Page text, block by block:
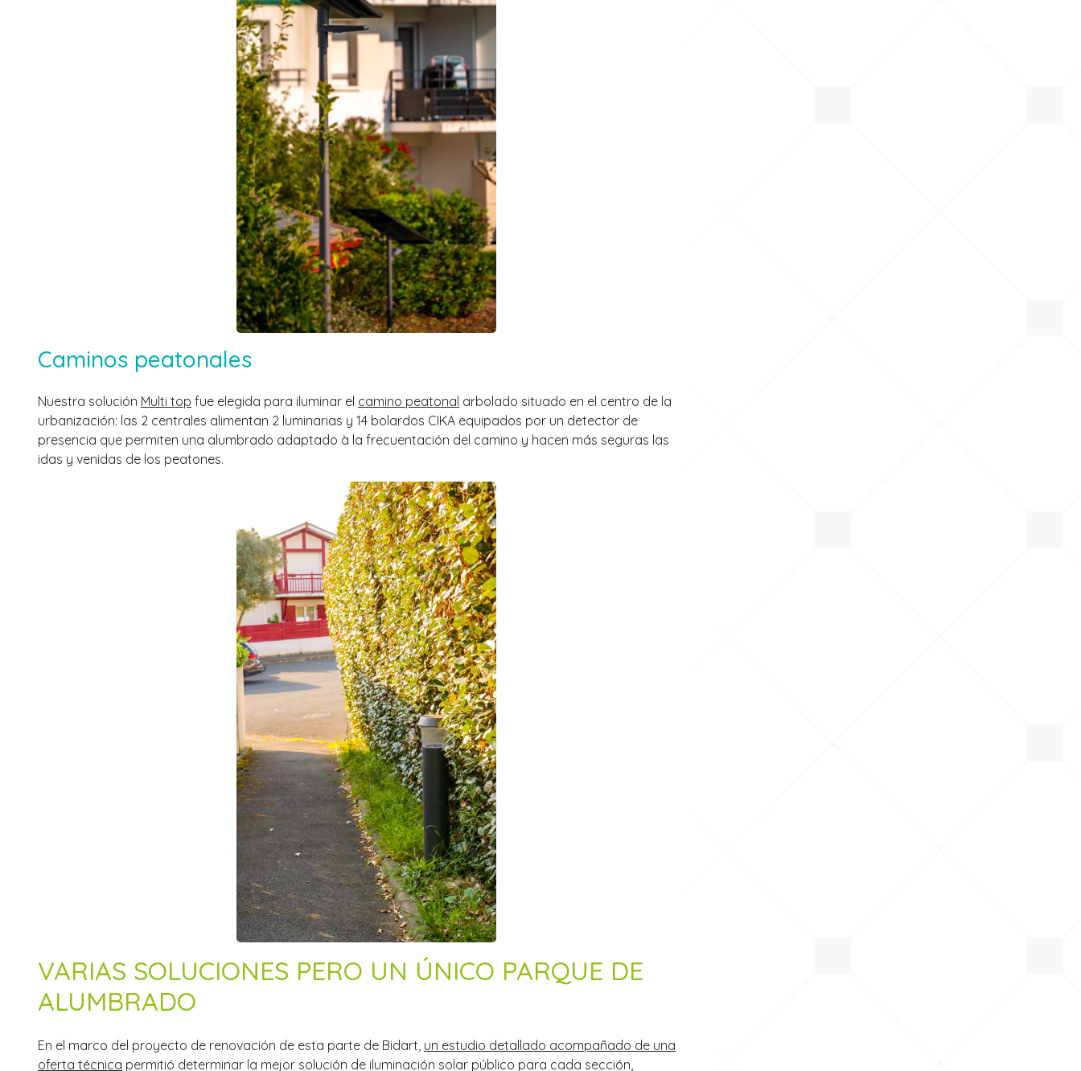
Caminos peatonales
Nuestra solución Multi top fue elegida para iluminar el camino peatonal arbolado situado en el centro de la
urbanización: las 2 centrales alimentan 2 luminarias y 14 bolardos CIKA equipados por un detector de
presencia que permiten una alumbrado adaptado à la frecuentación del camino y hacen más seguras las
idas y venidas de los peatones.
VARIAS SOLUCIONES PERO UN ÚNICO PARQUE DE
ALUMBRADO
En el marco del proyecto de renovación de esta parte de Bidart, un estudio detallado acompañado de una
oferta técnica permitió determinar la mejor solución de iluminación solar público para cada sección,